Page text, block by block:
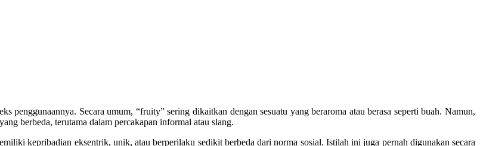
penggunaannya. Secara umum, “fruity” sering dikaitkan dengan sesuatu yang beraroma atau berasa seperti buah. Namun,
berbeda, terutama dalam percakapan informal atau slang.
kepribadian eksentrik, unik, atau berperilaku sedikit berbeda dari norma sosial. Istilah ini juga pernah digunakan secara